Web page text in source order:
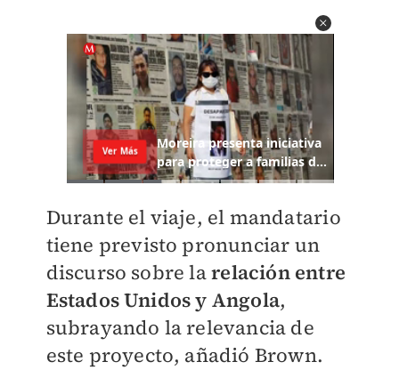
Durante el viaje, el mandatario
tiene previsto pronunciar un
discurso sobre larelación entre
Estados Unidos y Angola,
subrayando la relevancia de
este proyecto, añadió Brown.